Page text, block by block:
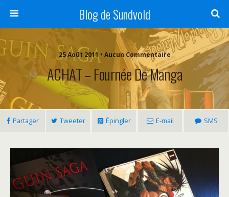
Blog de Sundvold
25 Août 2011 • Aucun Commentaire
ACHAT – Fournée De Manga
Partager Tweeter Épingler E-mail SMS